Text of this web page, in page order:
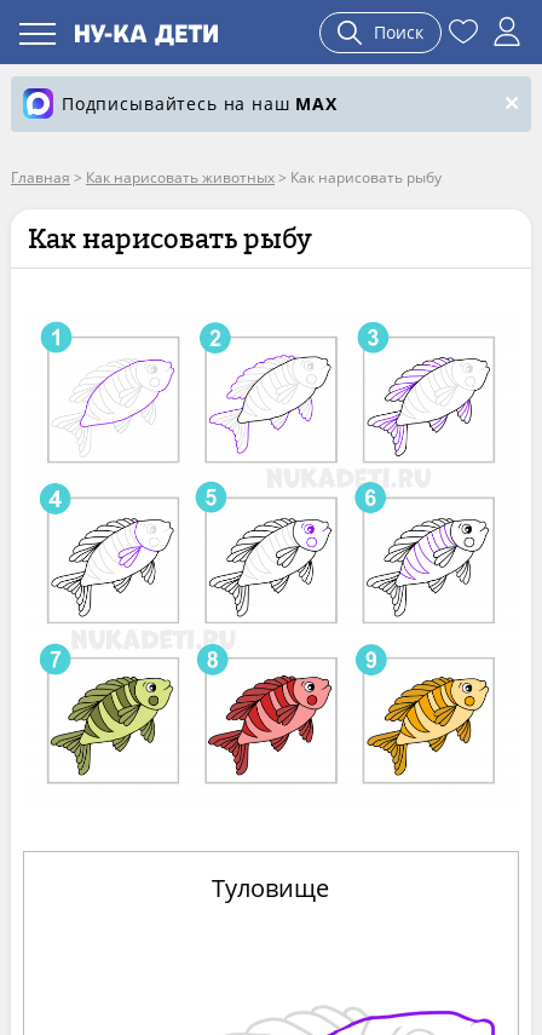
Поиск
Подписывайтесь на наш MAX
Главная > Как нарисовать животных> Как нарисовать рыбу
Как нарисовать рыбу
Туловище